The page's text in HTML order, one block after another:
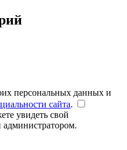
персональных данных и
сайта.
увидеть свой
администратором.